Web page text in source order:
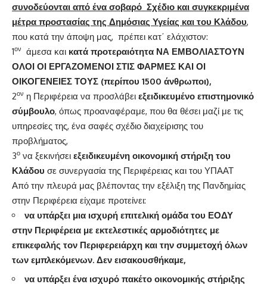
συνοδεύονται από ένα σοβαρό Σχέδιο και συγκεκριμένα
μέτρα προστασίας της Δημόσιας Υγείας και του Κλάδου,
που κατά την άποψη μας, πρέπει κατ΄ ελάχιστον:
1ον άμεσα και κατά προτεραιότητα ΝΑ ΕΜΒΟΛΙΑΣΤΟΥΝ
ΟΛΟΙ ΟΙ ΕΡΓΑΖΟΜΕΝΟΙ ΣΤΙΣ ΦΑΡΜΕΣ ΚΑΙ ΟΙ
ΟΙΚΟΓΕΝΕΙΕΣ ΤΟΥΣ (περίπου 1500 άνθρωποι),
2ον η Περιφέρεια να προσλάβει εξειδικευμένο επιστημονικό
σύμβουλο, όπως προαναφέραμε, που θα θέσει μαζί με τις
υπηρεσίες της, ένα σαφές σχέδιο διαχείρισης του
προβλήματος,
3ο να ξεκινήσει εξειδικευμένη οικονομική στήριξη του
Κλάδου σε συνεργασία της Περιφέρειας και του ΥΠΑΑΤ
Από την πλευρά μας βλέποντας την εξέλιξη της Πανδημίας
στην Περιφέρεια είχαμε προτείνει:
να υπάρξει μια ισχυρή επιτελική ομάδα του ΕΟΔΥ
στην Περιφέρεια με εκτελεστικές αρμοδιότητες με
επικεφαλής τον Περιφερειάρχη και την συμμετοχή όλων
των εμπλεκόμενων. Δεν εισακουσθήκαμε,
να υπάρξει ένα ισχυρό πακέτο οικονομικής στήριξης